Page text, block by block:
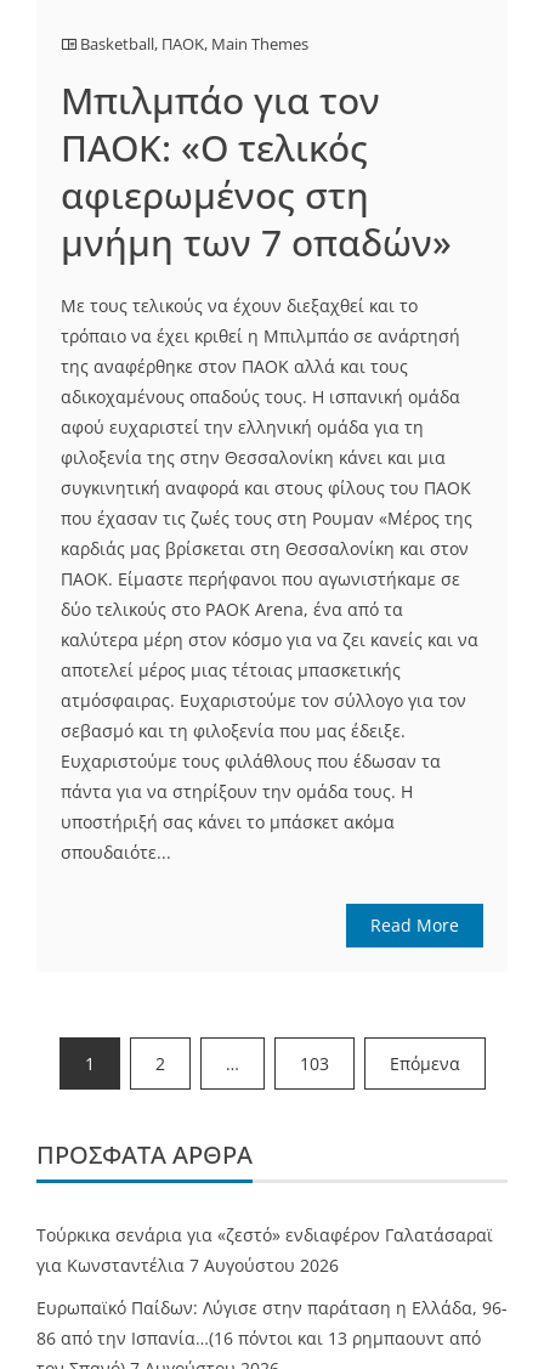
Basketball, ΠΑΟΚ, Main Themes
Μπιλμπάο για τον
ΠΑΟΚ: «Ο τελικός
αφιερωμένος στη
μνήμη των 7 οπαδών»
Με τους τελικούς να έχουν διεξαχθεί και το
τρόπαιο να έχει κριθεί η Μπιλμπάο σε ανάρτησή
της αναφέρθηκε στον ΠΑΟΚ αλλά και τους
αδικοχαμένους οπαδούς τους. Η ισπανική ομάδα
αφού ευχαριστεί την ελληνική ομάδα για τη
φιλοξενία της στην Θεσσαλονίκη κάνει και μια
συγκινητική αναφορά και στους φίλους του ΠΑΟΚ
που έχασαν τις ζωές τους στη Ρουμαν «Μέρος της
καρδιάς μας βρίσκεται στη Θεσσαλονίκη και στον
ΠΑΟΚ. Είμαστε περήφανοι που αγωνιστήκαμε σε
δύο τελικούς στο PAOK Arena, ένα από τα
καλύτερα μέρη στον κόσμο για να ζει κανείς και να
αποτελεί μέρος μιας τέτοιας μπασκετικής
ατμόσφαιρας. Ευχαριστούμε τον σύλλογο για τον
σεβασμό και τη φιλοξενία που μας έδειξε.
Ευχαριστούμε τους φιλάθλους που έδωσαν τα
πάντα για να στηρίξουν την ομάδα τους. Η
υποστήριξή σας κάνει το μπάσκετ ακόμα
σπουδαιότε...
Read More
Σελιδοποίηση
άρθρων
1 2 … 103 Επόμενα
ΠΡΌΣΦΑΤΑ ΆΡΘΡΑ
Τούρκικα σενάρια για «ζεστό» ενδιαφέρον Γαλατάσαραϊ
για Κωνσταντέλια 7 Αυγούστου 2026
Ευρωπαϊκό Παίδων: Λύγισε στην παράταση η Ελλάδα, 96-
86 από την Ισπανία…(16 πόντοι και 13 ρημπαουντ από